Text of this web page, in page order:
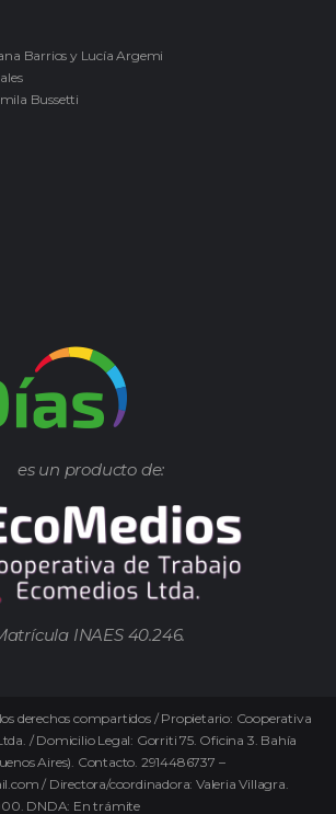
Barrios y Lucía Argemi
Bussetti
es un producto de:
INAES 40.246.
derechos compartidos / Propietario: Cooperativa
/ Domicilio Legal: Gorriti 75. Oficina 3. Bahía
Aires). Contacto. 2914486737 –
/ Directora/coordinadora: Valeria Villagra.
DNDA: En trámite